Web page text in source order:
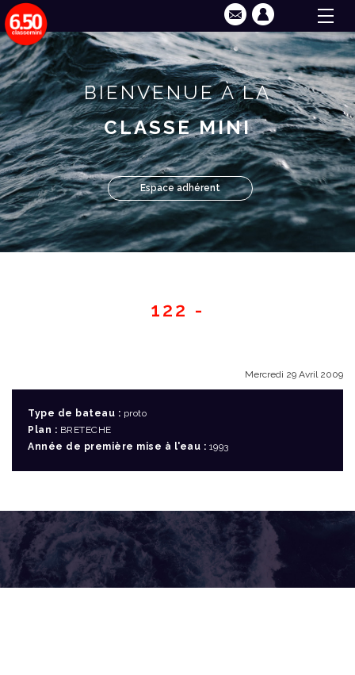
BIENVENUE À LA
CLASSE MINI
Espace adhérent
122 -
Mercredi 29 Avril 2009
Type de bateau : proto
Plan : BRETECHE
Année de première mise à l'eau : 1993